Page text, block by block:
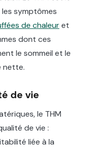
symptômes
de chaleuret
dont ces
le sommeil et le
nette.
de vie
le THM
de vie :
liée à la